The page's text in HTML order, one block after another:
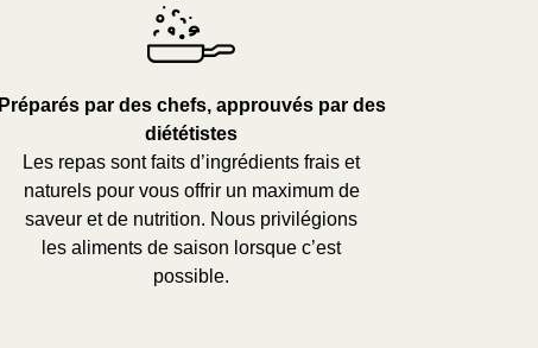
Préparés par des chefs, approuvés par des
diététistes
Les repas sont faits d’ingrédients frais et
naturels pour vous offrir un maximum de
saveur et de nutrition. Nous privilégions
les aliments de saison lorsque c’est
possible.